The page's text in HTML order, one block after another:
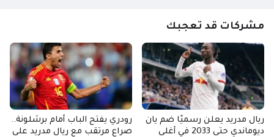
مشركات قد تعجبك
ريال مدريد يعلن رسميًا ضم يان
ديوماندي حتى 2033 في أغلى
رودري يفتح الباب أمام برشلونة..
صراع مرتقب مع ريال مدريد على